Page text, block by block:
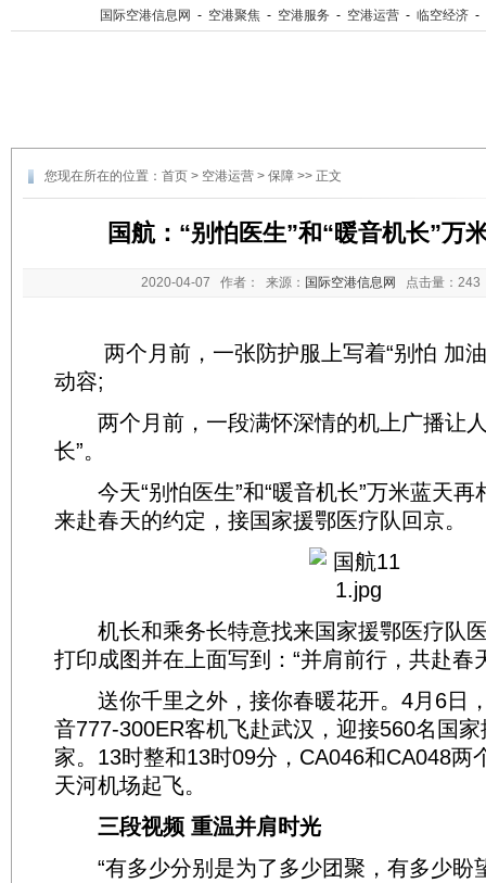
国际空港信息网 - 空港聚焦 - 空港服务 - 空港运营 - 临空经济 -
您现在所在的位置： 首页 > 空港运营 > 保障 >> 正文
国航：“别怕医生”和“暖音机长”万
2020-04-07 作者： 来源： 国际空港信息网 点击量：
两个月前，一张防护服上写着“别怕 加油
动容;
两个月前，一段满怀深情的机上广播让人
长”。
今天“别怕医生”和“暖音机长”万米蓝天再
来赴春天的约定，接国家援鄂医疗队回京。
机长和乘务长特意找来国家援鄂医疗队
打印成图并在上面写到：“并肩前行，共赴春
送你千里之外，接你春暖花开。4月6日
音777-300ER客机飞赴武汉，迎接560名国
家。13时整和13时09分，CA046和CA048两
天河机场起飞。
三段视频 重温并肩时光
“有多少分别是为了多少团聚，有多少盼